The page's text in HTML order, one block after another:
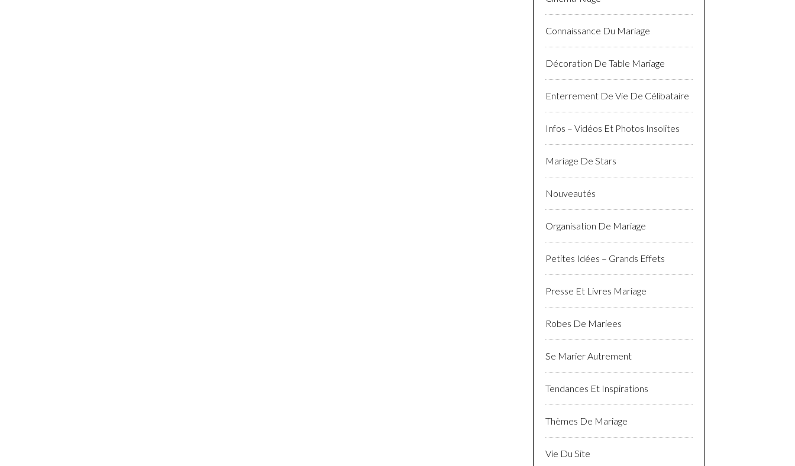
Connaissance Du Mariage
Décoration De Table Mariage
Enterrement De Vie De Célibataire
Infos – Vidéos Et Photos Insolites
Mariage De Stars
Nouveautés
Organisation De Mariage
Petites Idées – Grands Effets
Presse Et Livres Mariage
Robes De Mariees
Se Marier Autrement
Tendances Et Inspirations
Thèmes De Mariage
Vie Du Site